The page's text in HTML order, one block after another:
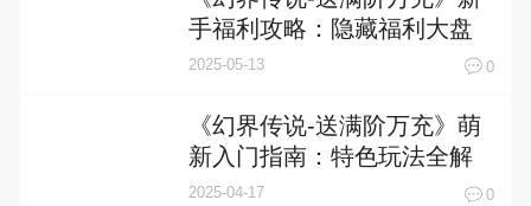
手福利攻略：隐藏福利大盘
点
2025-05-13 0
《幻界传说-送满阶万充》萌
新入门指南：特色玩法全解
析
2025-04-17 0